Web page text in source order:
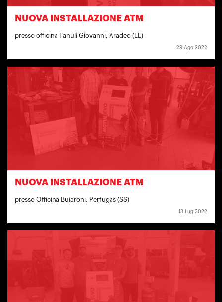
NUOVA INSTALLAZIONE ATM
presso officina Fanuli Giovanni, Aradeo (LE)
29 Ago 2022
NUOVA INSTALLAZIONE ATM
presso Officina Buiaroni, Perfugas (SS)
13 Lug 2022